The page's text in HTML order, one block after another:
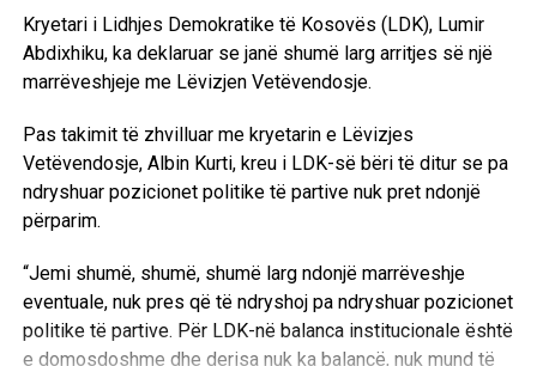
Kryetari i Lidhjes Demokratike të Kosovës (LDK), Lumir
Abdixhiku, ka deklaruar se janë shumë larg arritjes së një
marrëveshjeje me Lëvizjen Vetëvendosje.
Pas takimit të zhvilluar me kryetarin e Lëvizjes
Vetëvendosje, Albin Kurti, kreu i LDK-së bëri të ditur se pa
ndryshuar pozicionet politike të partive nuk pret ndonjë
përparim.
“Jemi shumë, shumë, shumë larg ndonjë marrëveshje
eventuale, nuk pres që të ndryshoj pa ndryshuar pozicionet
politike të partive. Për LDK-në balanca institucionale është
e domosdoshme dhe derisa nuk ka balancë, nuk mund të